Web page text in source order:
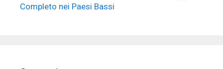
Completo nei Paesi Bassi